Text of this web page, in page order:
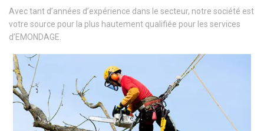
Avec tant d’années d’expérience dans le secteur, notre société est
votre source pour la plus hautement qualifiée pour les services
d’EMONDAGE.